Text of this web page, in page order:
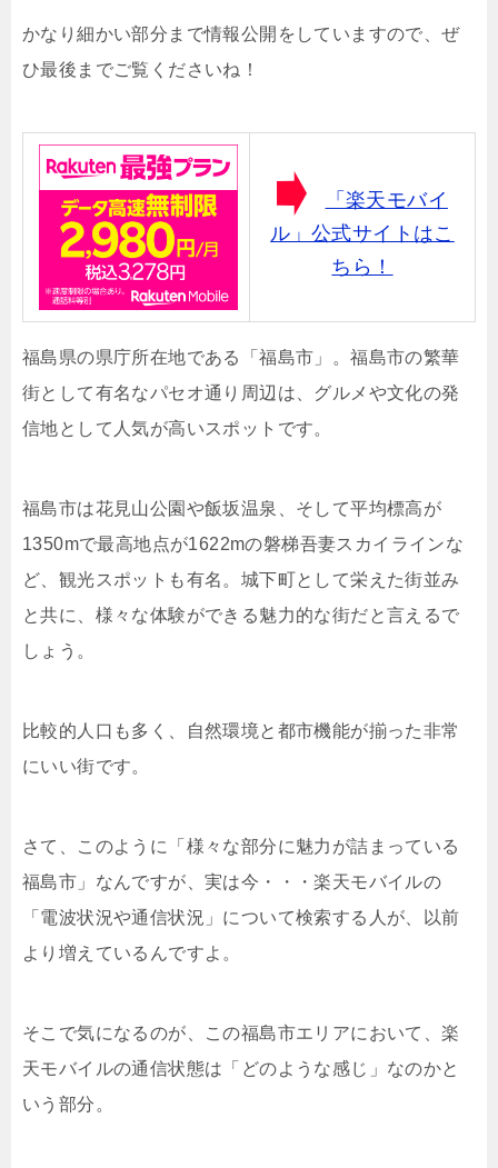
かなり細かい部分まで情報公開をしていますので、ぜ
ひ最後までご覧くださいね！
「楽天モバイ
ル」公式サイトはこ
ちら！
福島県の県庁所在地である「福島市」。福島市の繁華
街として有名なパセオ通り周辺は、グルメや文化の発
信地として人気が高いスポットです。
福島市は花見山公園や飯坂温泉、そして平均標高が
1350mで最高地点が1622mの磐梯吾妻スカイラインな
ど、観光スポットも有名。城下町として栄えた街並み
と共に、様々な体験ができる魅力的な街だと言えるで
しょう。
比較的人口も多く、自然環境と都市機能が揃った非常
にいい街です。
さて、このように「様々な部分に魅力が詰まっている
福島市」なんですが、実は今・・・楽天モバイルの
「電波状況や通信状況」について検索する人が、以前
より増えているんですよ。
そこで気になるのが、この福島市エリアにおいて、楽
天モバイルの通信状態は「どのような感じ」なのかと
いう部分。